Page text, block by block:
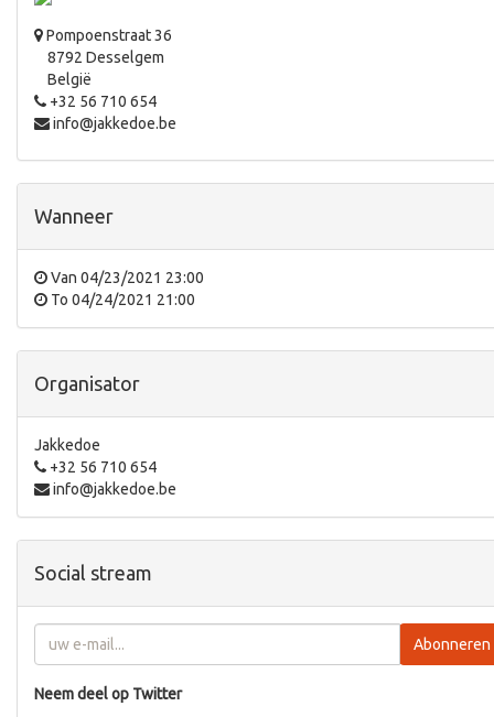
Pompoenstraat 36
8792 Desselgem
België
+32 56 710 654
info@jakkedoe.be
Wanneer
Van 04/23/2021 23:00
To 04/24/2021 21:00
Organisator
Jakkedoe
+32 56 710 654
info@jakkedoe.be
Social stream
Abonneren
Neem deel op Twitter